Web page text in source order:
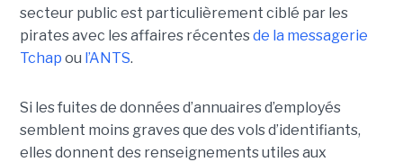
secteur public est particulièrement ciblé par les
pirates avec les affaires récentesde la messagerie
Tchap ou l’ANTS.
Si les fuites de données d’annuaires d’employés
semblent moins graves que des vols d’identifiants,
elles donnent des renseignements utiles aux